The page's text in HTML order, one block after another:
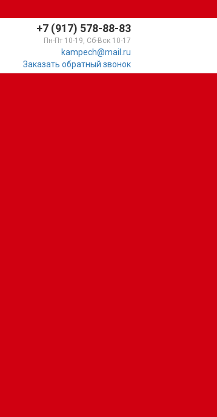
+7 (917) 578-88-83
Пн-Пт 10-19, Сб-Вск 10-17
kampech@mail.ru
Заказать обратный звонок